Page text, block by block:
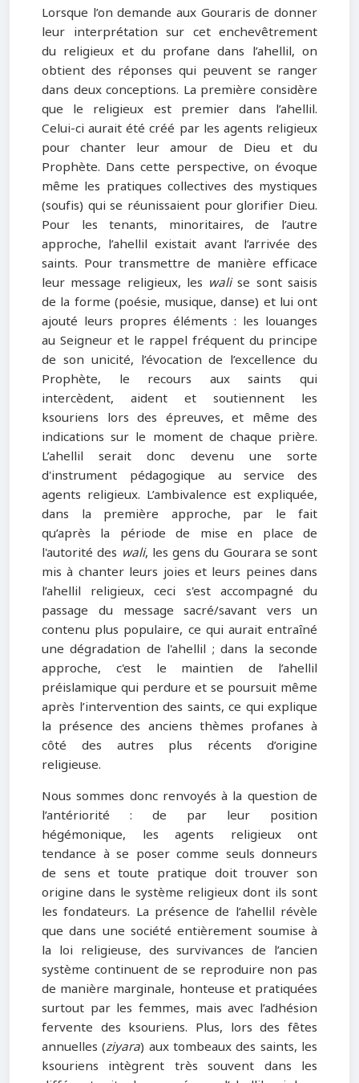
Lorsque l’on demande aux Gouraris de donner
leur interprétation sur cet enchevêtrement
du religieux et du profane dans l’ahellil, on
obtient des réponses qui peuvent se ranger
dans deux conceptions. La première considère
que le religieux est premier dans l’ahellil.
Celui-ci aurait été créé par les agents religieux
pour chanter leur amour de Dieu et du
Prophète. Dans cette perspective, on évoque
même les pratiques collectives des mystiques
(soufis) qui se réunissaient pour glorifier Dieu.
Pour les tenants, minoritaires, de l’autre
approche, l’ahellil existait avant l’arrivée des
saints. Pour transmettre de manière efficace
leur message religieux, les walise sont saisis
de la forme (poésie, musique, danse) et lui ont
ajouté leurs propres éléments : les louanges
au Seigneur et le rappel fréquent du principe
de son unicité, l’évocation de l’excellence du
Prophète, le recours aux saints qui
intercèdent, aident et soutiennent les
ksouriens lors des épreuves, et même des
indications sur le moment de chaque prière.
L’ahellil serait donc devenu une sorte
d'instrument pédagogique au service des
agents religieux. L’ambivalence est expliquée,
dans la première approche, par le fait
qu’après la période de mise en place de
l'autorité des wali, les gens du Gourara se sont
mis à chanter leurs joies et leurs peines dans
l’ahellil religieux, ceci s'est accompagné du
passage du message sacré/savant vers un
contenu plus populaire, ce qui aurait entraîné
une dégradation de l'ahellil ; dans la seconde
approche, c'est le maintien de l’ahellil
préislamique qui perdure et se poursuit même
après l’intervention des saints, ce qui explique
la présence des anciens thèmes profanes à
côté des autres plus récents d’origine
religieuse.
Nous sommes donc renvoyés à la question de
l’antériorité : de par leur position
hégémonique, les agents religieux ont
tendance à se poser comme seuls donneurs
de sens et toute pratique doit trouver son
origine dans le système religieux dont ils sont
les fondateurs. La présence de l’ahellil révèle
que dans une société entièrement soumise à
la loi religieuse, des survivances de l’ancien
système continuent de se reproduire non pas
de manière marginale, honteuse et pratiquées
surtout par les femmes, mais avec l’adhésion
fervente des ksouriens. Plus, lors des fêtes
annuelles (ziyara) aux tombeaux des saints, les
ksouriens intègrent très souvent dans les